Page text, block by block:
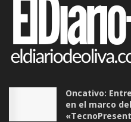
Oncativo:
en el marco